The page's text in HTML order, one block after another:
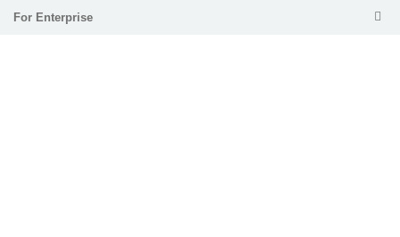
For Enterprise